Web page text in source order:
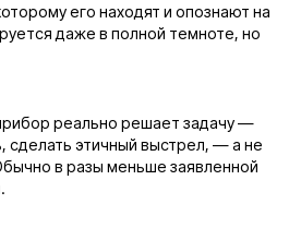
его находят и опознают на
даже в полной темноте, но
реально решает задачу —
сделать этичный выстрел, — а не
в разы меньше заявленной